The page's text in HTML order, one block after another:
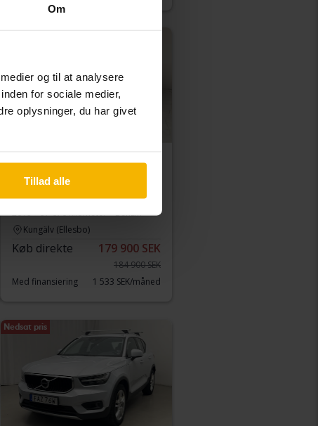
Om
og til at analysere
for sociale medier,
oplysninger, du har givet
Tillad alle
Certificeret
Volvo V40 Cross Country
V40 Cross Country T3
2019
97 070 kilometer
Benzin
Kungälv (Ellesbo)
Køb direkte 179 900 SEK
184 900 SEK
Med finansiering
1 533 SEK/måned
Nedsat pris